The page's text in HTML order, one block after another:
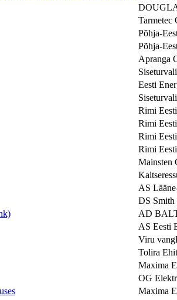
Tarmetec
Põhja-
Põhja-
Apranga
Eesti
Rimi
Rimi
Rimi
Rimi
Mainsten
AS
DS Smith
AD
AS Eesti
Viru
Tolira
Maxima
OG
Maxima